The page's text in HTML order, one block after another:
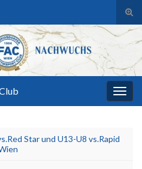
Star und U13-U8 vs.Rapid